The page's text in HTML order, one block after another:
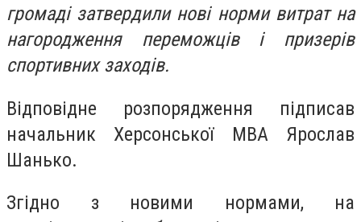
громаді затвердили нові норми витрат на
нагородження переможців і призерів
спортивних заходів.
Відповідне розпорядження підписав
начальник Херсонської МВА Ярослав
Шанько.
Згідно з новими нормами, на